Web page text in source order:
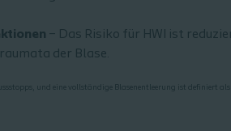
– Das Risiko für HWI ist
der Blase.
und eine vollständige Blasenentleerung ist definiert